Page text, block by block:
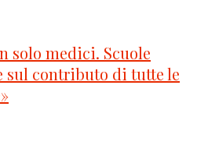
solo medici. Scuole
sul contributo di tutte le